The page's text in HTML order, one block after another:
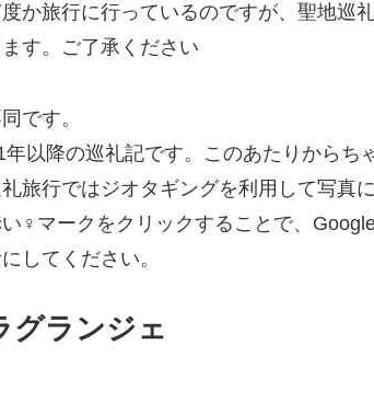
か旅行に行っているのですが、聖地巡
す。ご了承ください
です。
以降の巡礼記です。このあたりからち
旅行ではジオタギングを利用して写真
♀マークをクリックすることで、
してください。
ランジェ